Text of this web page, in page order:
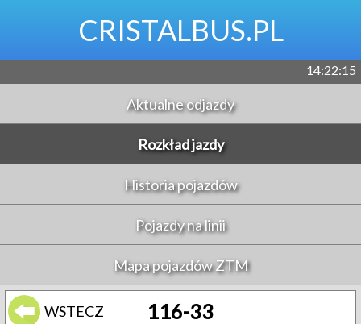
CRISTALBUS.PL
14:22:16
Aktualne odjazdy
Rozkład jazdy
Historia pojazdów
Pojazdy na linii
Mapa pojazdów ZTM
WSTECZ 116-33